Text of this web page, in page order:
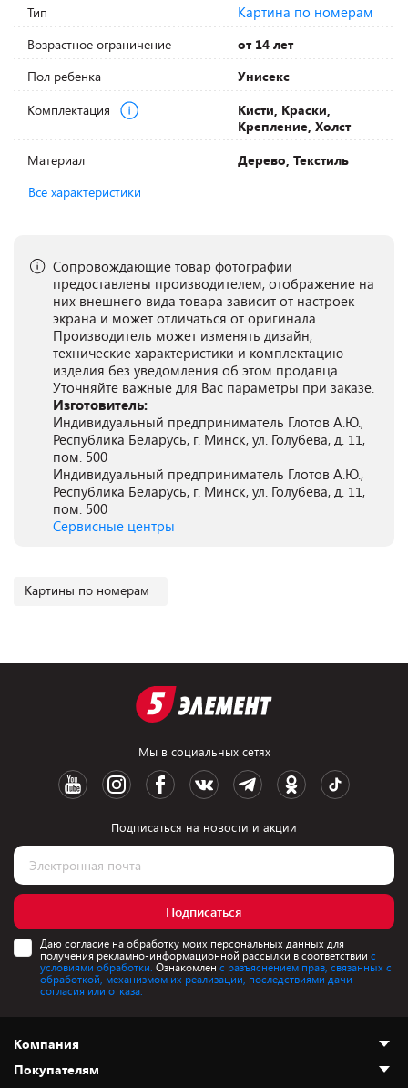
Тип
Картина по номерам
Возрастное ограничение
от 14 лет
Пол ребенка
Унисекс
Комплектация
Кисти, Краски,
Крепление, Холст
Материал
Дерево, Текстиль
Все характеристики
Сопровождающие товар фотографии
предоставлены производителем, отображение на
них внешнего вида товара зависит от настроек
экрана и может отличаться от оригинала.
Производитель может изменять дизайн,
технические характеристики и комплектацию
изделия без уведомления об этом продавца.
Уточняйте важные для Вас параметры при заказе.
Изготовитель:
Индивидуальный предприниматель Глотов А.Ю.,
Республика Беларусь, г. Минск, ул. Голубева, д. 11,
пом. 500
Индивидуальный предприниматель Глотов А.Ю.,
Республика Беларусь, г. Минск, ул. Голубева, д. 11,
пом. 500
Сервисные центры
Картины по номерам
Мы в социальных сетях
Подписаться на новости и акции
Подписаться
Даю согласие на обработку моих персональных данных для
получения рекламно-информационной рассылки в соответствии с
условиями обработки. Ознакомлен с разъяснением прав, связанных с
обработкой, механизмом их реализации, последствиями дачи
согласия или отказа.
Компания
О нас
Покупателям